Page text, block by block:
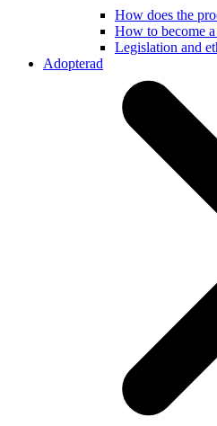
How does the
How to become
Legislation and
Adopterad